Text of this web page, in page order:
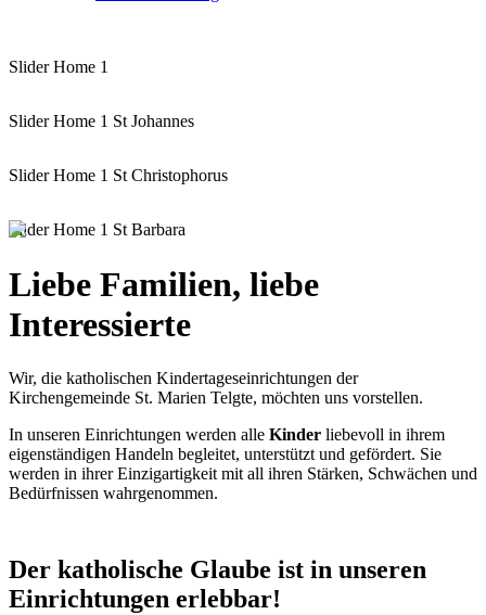
Slider Home 1
Slider Home 1 St Johannes
Slider Home 1 St Christophorus
Slider Home 1 St Barbara
Liebe Familien, liebe
Interessierte
Wir, die katholischen Kindertageseinrichtungen der
Kirchengemeinde St. Marien Telgte, möchten uns vorstellen.
In unseren Einrichtungen werden alle Kinder liebevoll in ihrem
eigenständigen Handeln begleitet, unterstützt und gefördert. Sie
werden in ihrer Einzigartigkeit mit all ihren Stärken, Schwächen und
Bedürfnissen wahrgenommen.
Der katholische Glaube ist in unseren
Einrichtungen erlebbar!